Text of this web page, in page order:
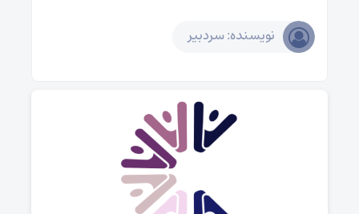
نویسنده: سردبیر